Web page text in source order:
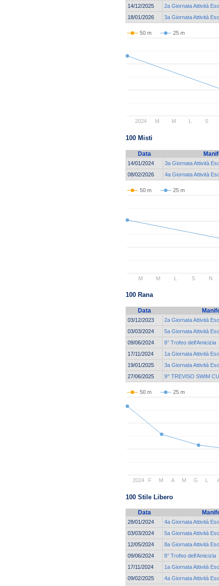
14/12/2025
2a Giornata Attività
18/01/2026
3a Giornata Attività
50 m 25 m
2024 M M S
100 Misti
Data
14/01/2024
3a Giornata Attività
08/02/2026
4a Giornata Attività
50 m 25 m
M M L S N
100 Rana
Data
03/12/2023
2a Giornata Attività
03/03/2024
5a Giornata Attività
09/06/2024
8° Trofeo dell'Amicizia
17/11/2024
1a Giornata Attività
19/01/2025
3a Giornata Attività
27/06/2025
9^ TREVISO SWIM
50 m 25 m
2024 F M A M G L
100 Stile Libero
Data
28/01/2024
4a Giornata Attività
03/03/2024
5a Giornata Attività
12/05/2024
8a Giornata Attività
09/06/2024
8° Trofeo dell'Amicizia
17/11/2024
1a Giornata Attività
09/02/2025
4a Giornata Attività